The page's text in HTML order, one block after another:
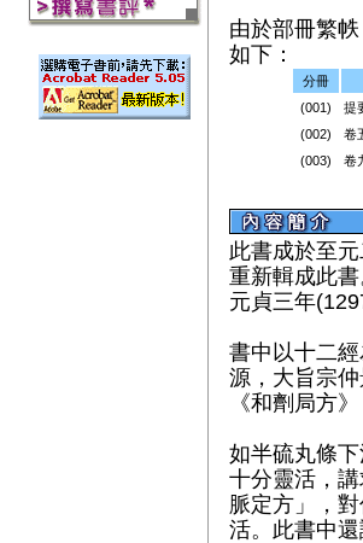
由於部冊繁
如下：
分冊
(001)
提
(002)
卷
(003)
卷
此書成於至
重新輯成此
元貞三年
書中以十二
源，大旨宗
《和劑局方
如半硫丸條
十分靈活，
脈定方」，
活。此書中